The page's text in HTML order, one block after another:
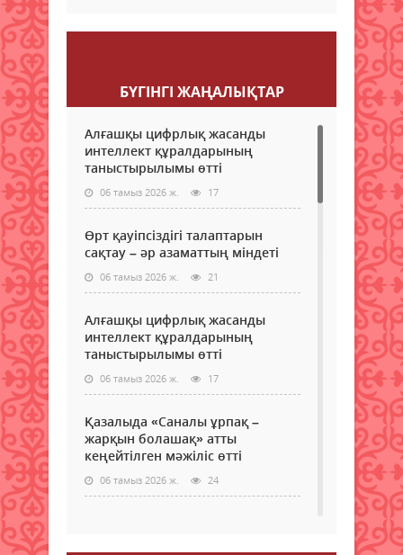
БҮГІНГI ЖАҢАЛЫҚТАР
Алғашқы цифрлық жасанды
интеллект құралдарының
таныстырылымы өтті
06 тамыз 2026 ж. 17
Өрт қауіпсіздігі талаптарын
сақтау – әр азаматтың міндеті
06 тамыз 2026 ж. 21
Алғашқы цифрлық жасанды
интеллект құралдарының
таныстырылымы өтті
06 тамыз 2026 ж. 17
Қазалыда «Саналы ұрпақ –
жарқын болашақ» атты
кеңейтілген мәжіліс өтті
06 тамыз 2026 ж. 24